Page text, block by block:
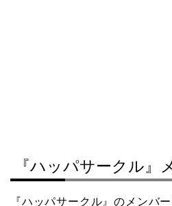
『ハッパサークル』
『ハッパサークル』のメンバ